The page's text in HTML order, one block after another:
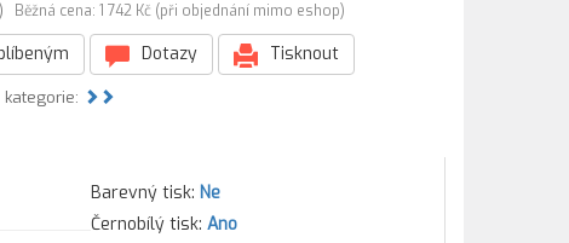
Běžná cena: 1 742 Kč (při objednání mimo eshop)
Dotazy Tisknout
Barevný tisk: Ne
Černobílý tisk: Ano